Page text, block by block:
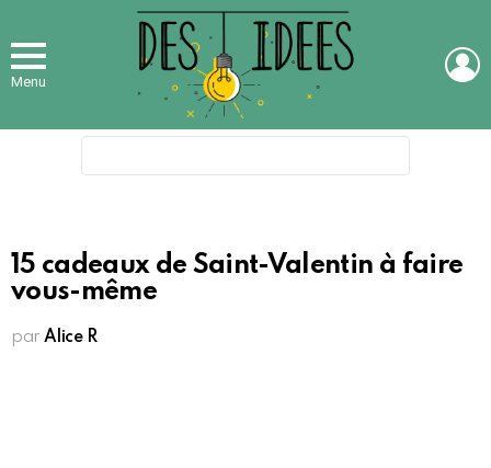
Menu
15 cadeaux de Saint-Valentin à faire
vous-même
par Alice R